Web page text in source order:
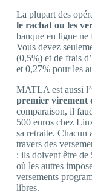
La plupart des
le rachat ou les
banque en ligne ne
Vous devez
(0,5%) et de frais
et 0,27% pour les
MATLA est aussi
premier virement
comparaison, il
500 euros chez
sa retraite. Chacun
travers des
: ils doivent être
où les autres
versements
libres.